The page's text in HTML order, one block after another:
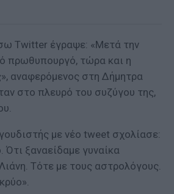
Twitter έγραψε: «Μετά την
πρωθυπουργό, τώρα και η
αναφερόμενος στη Δήμητρα
στο πλευρό του συζύγου της,
με νέο tweet σχολίασε:
Ότι ξαναείδαμε γυναίκα
Τότε με τους αστρολόγους.